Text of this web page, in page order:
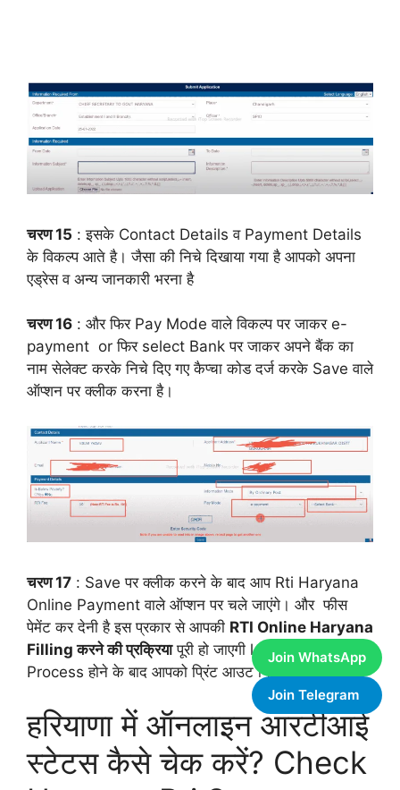
Join WhatsApp
Join Telegram
चरण 15 : इसके Contact Details व Payment Details
के विकल्प आते है। जैसा की निचे दिखाया गया है आपको अपना
एड्रेस व अन्य जानकारी भरना है
चरण 16 : और फिर Pay Mode वाले विकल्प पर जाकर e-
payment or फिर select Bank पर जाकर अपने बैंक का
नाम सेलेक्ट करके निचे दिए गए कैप्चा कोड दर्ज करके Save वाले
ऑप्शन पर क्लीक करना है।
चरण 17 : Save पर क्लीक करने के बाद आप Rti Haryana
Online Payment वाले ऑप्शन पर चले जाएंगे। और फीस
पेमेंट कर देनी है इस प्रकार से आपकी RTI Online Haryana
Filling करने की प्रक्रियापूरी हो जाएगी l और Rti Filling
Process होने के बाद आपको प्रिंट आउट निकाल लेना है।
हरियाणा में ऑनलाइन आरटीआई
स्टेटस कैसे चेक करें? Check